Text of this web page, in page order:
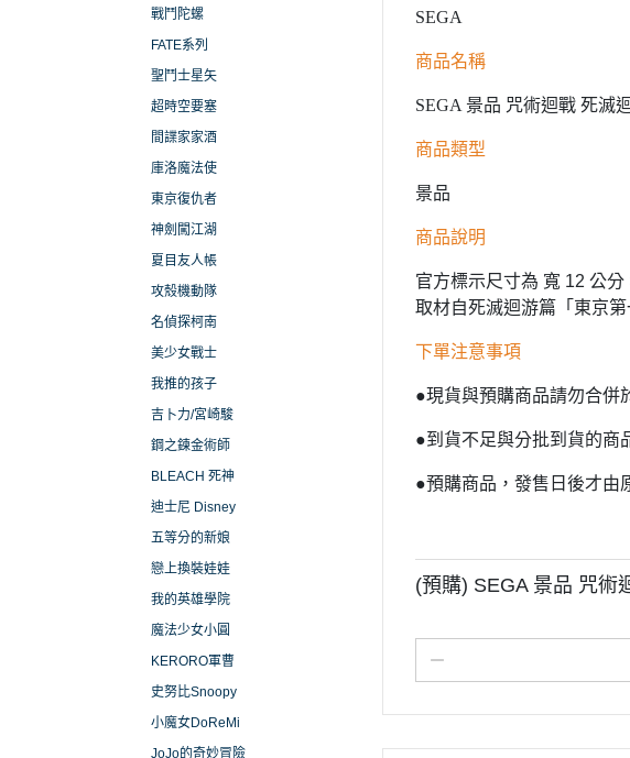
戰鬥陀螺
FATE系列
聖鬥士星矢
超時空要塞
間諜家家酒
庫洛魔法使
東京復仇者
神劍闖江湖
夏目友人帳
攻殼機動隊
名偵探柯南
美少女戰士
我推的孩子
吉卜力/宮崎駿
鋼之鍊金術師
BLEACH 死神
迪士尼 Disney
五等分的新娘
戀上換裝娃娃
我的英雄學院
魔法少女小圓
KERORO軍曹
史努比Snoopy
小魔女DoReMi
JoJo的奇妙冒險
SEGA
商品名稱
SEGA 景品 咒術迴戰 死滅
商品類型
景品
商品說明
官方標示尺寸為 寬 12 公
取材自死滅迴游篇「東京
下單注意事項
●現貨與預購商品請勿合併
●到貨不足與分批到貨的商
●預購商品，發售日後才由
(預購) SEGA 景品 咒術